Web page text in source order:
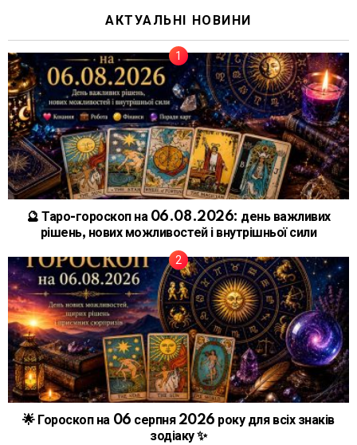
АКТУАЛЬНІ НОВИНИ
🔮 Таро-гороскоп на 06.08.2026: день важливих
рішень, нових можливостей і внутрішньої сили
🌟 Гороскоп на 06 серпня 2026 року для всіх знаків
зодіаку ✨